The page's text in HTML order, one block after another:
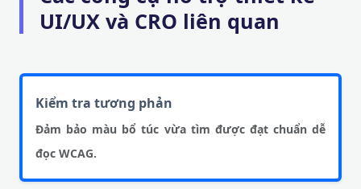
UI/UX và CRO liên quan
Kiểm tra tương phản
Đảm bảo màu bổ túc vừa tìm được đạt chuẩn dễ
đọc WCAG.